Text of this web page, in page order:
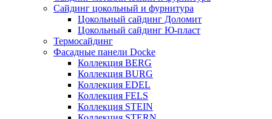
Сайдинг цокольный и фурнитура
Цокольный сайдинг Доломит
Цокольный сайдинг Ю-пласт
Термосайдинг
Фасадные панели Docke
Коллекция BERG
Коллекция BURG
Коллекция EDEL
Коллекция FELS
Коллекция STEIN